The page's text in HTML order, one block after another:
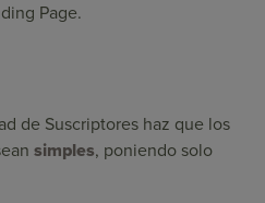
Page.
de Suscriptores haz que los
simples, poniendo solo